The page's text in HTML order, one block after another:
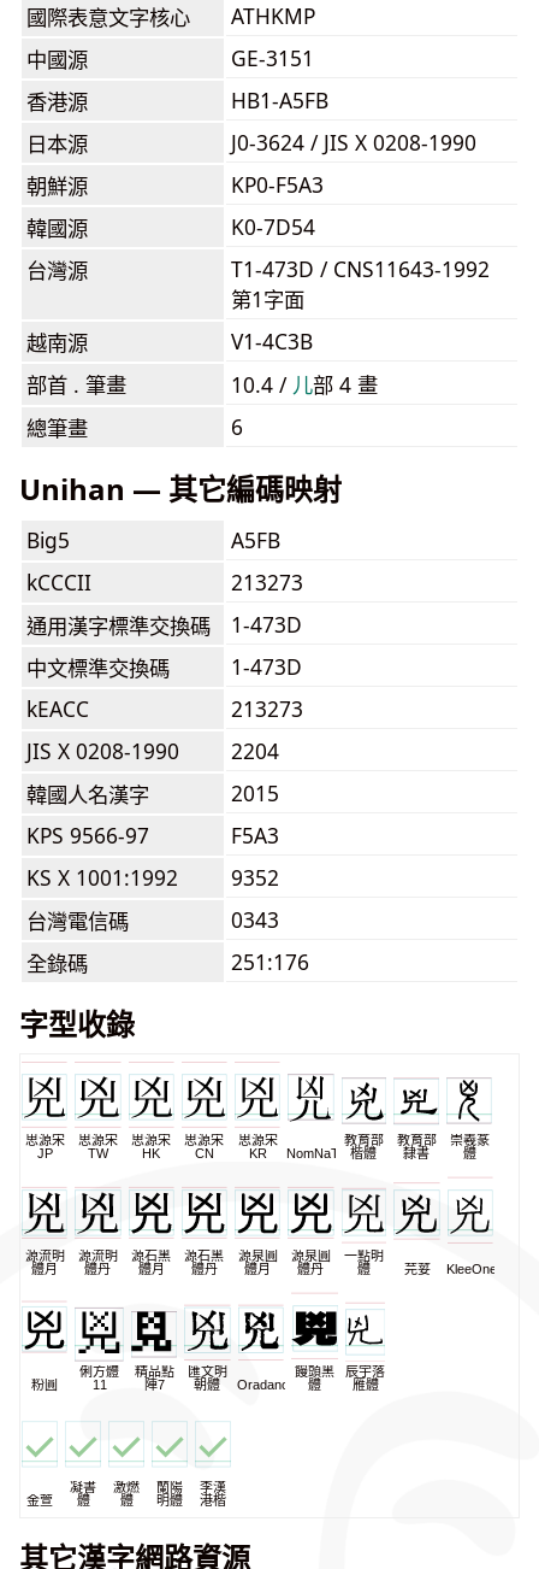
國際表意文字核心
ATHKMP
中國源
GE-3151
香港源
HB1-A5FB
日本源
J0-3624 / JIS X 0208-1990
朝鮮源
KP0-F5A3
韓國源
K0-7D54
台灣源
T1-473D / CNS11643-1992
第1字面
越南源
V1-4C3B
部首 . 筆畫
10.4 / ⼉部 4 畫
總筆畫
6
Unihan — 其它編碼映射
Big5
A5FB
kCCCII
213273
通用漢字標準交換碼
1-473D
中文標準交換碼
1-473D
kEACC
213273
JIS X 0208-1990
2204
韓國人名漢字
2015
KPS 9566-97
F5A3
KS X 1001:1992
9352
台灣電信碼
0343
全錄碼
251:176
字型收錄
思源宋
JP
思源宋
TW
思源宋
HK
思源宋
CN
思源宋
KR
NomNaTong
教育部
楷體
教育部
隸書
崇羲篆
體
源流明
體月
源流明
體丹
源石黑
體月
源石黑
體丹
源泉圓
體月
源泉圓
體丹
一點明
體
芫荽 KleeOne
粉圓
俐方體
11
精品點
陣7
匯文明
朝體
Oradano
饅頭黑
體
辰宇落
雁體
金萱
凝書
體
激燃
體
蘭陽
明體
李漢
港楷
其它漢字網路資源